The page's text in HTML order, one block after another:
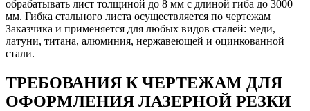
обрабатывать лист толщиной до 8 мм с длиной гиба до 3000
мм. Гибка стального листа осуществляется по чертежам
Заказчика и применяется для любых видов сталей: меди,
латуни, титана, алюминия, нержавеющей и оцинкованной
стали.
ТРЕБОВАНИЯ К ЧЕРТЕЖАМ ДЛЯ
ОФОРМЛЕНИЯ ЛАЗЕРНОЙ РЕЗКИ